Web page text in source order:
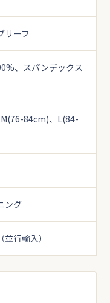
リーフ
、スパンデックス
84cm)、L(84-
ング
行輸入）